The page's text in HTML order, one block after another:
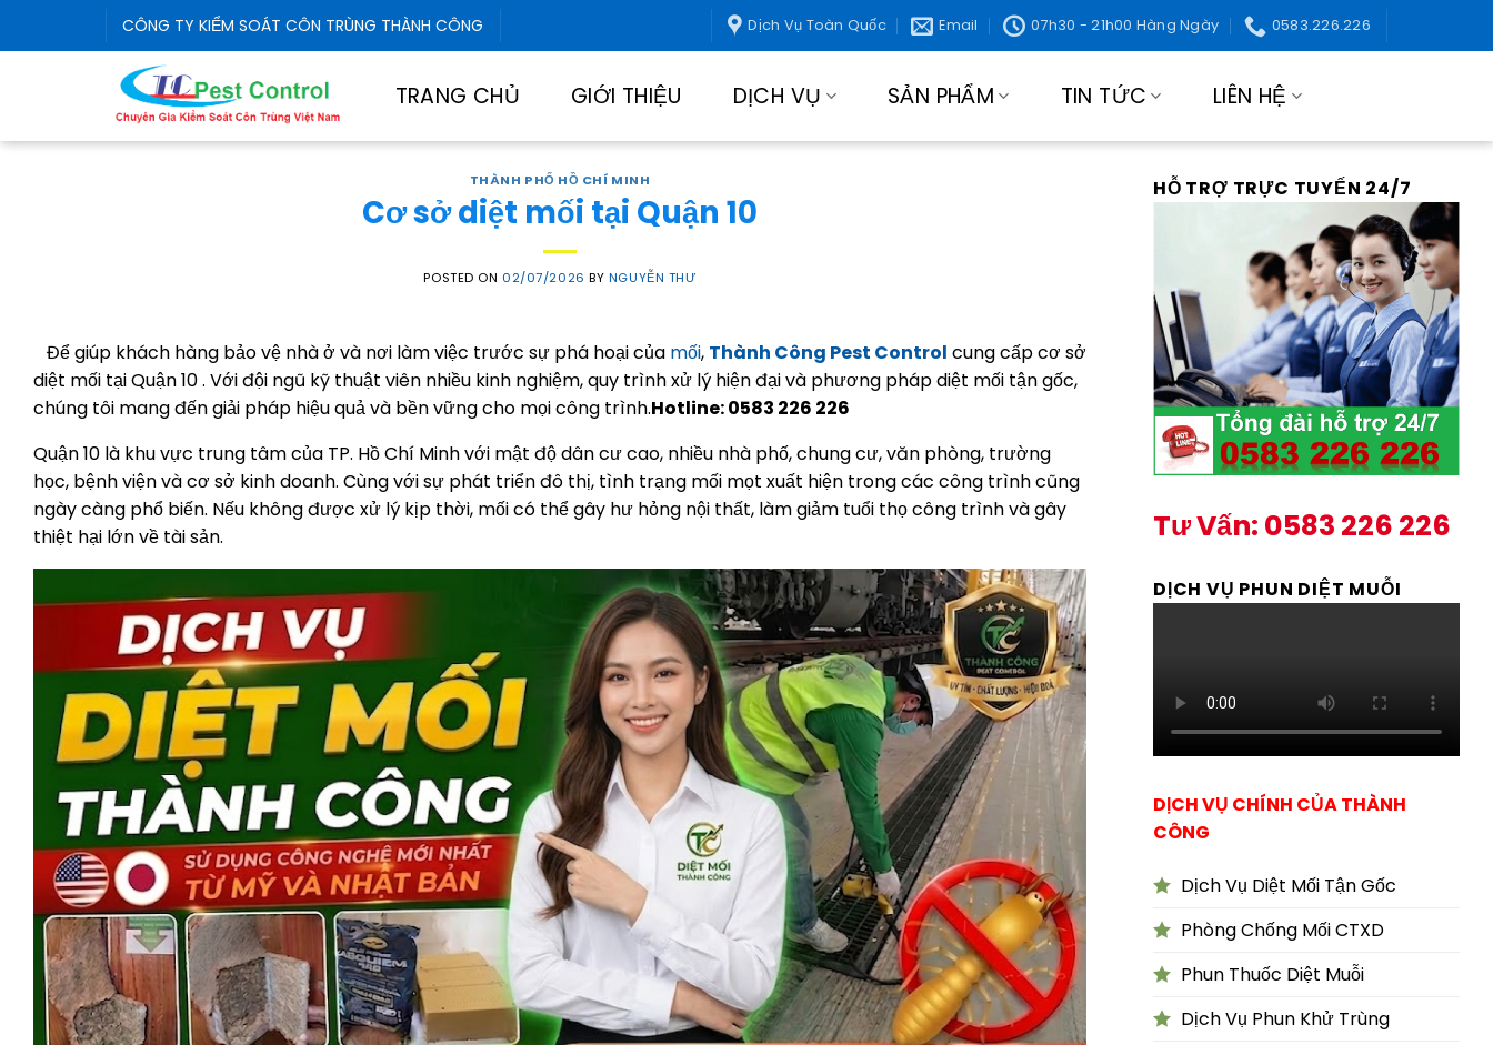
CÔNG TY KIỂM SOÁT CÔN TRÙNG THÀNH CÔNG Dịch Vụ Toàn Quốc Email 07h30 - 21h00 Hàng Ngày 0583.226.226
TRANG CHỦ GIỚI THIỆU DỊCH VỤ SẢN PHẨM TIN TỨC LIÊN HỆ
THÀNH PHỐ HỒ CHÍ MINH
Cơ sở diệt mối tại Quận 10
POSTED ON 02/07/2026 BY NGUYỄN THƯ
Để giúp khách hàng bảo vệ nhà ở và nơi làm việc trước sự phá hoại của mối, Thành Công Pest Control cung cấp cơ sở
diệt mối tại Quận 10 . Với đội ngũ kỹ thuật viên nhiều kinh nghiệm, quy trình xử lý hiện đại và phương pháp diệt mối tận gốc,
chúng tôi mang đến giải pháp hiệu quả và bền vững cho mọi công trình.Hotline: 0583 226 226
Quận 10 là khu vực trung tâm của TP. Hồ Chí Minh với mật độ dân cư cao, nhiều nhà phố, chung cư, văn phòng, trường
học, bệnh viện và cơ sở kinh doanh. Cùng với sự phát triển đô thị, tình trạng mối mọt xuất hiện trong các công trình cũng
ngày càng phổ biến. Nếu không được xử lý kịp thời, mối có thể gây hư hỏng nội thất, làm giảm tuổi thọ công trình và gây
thiệt hại lớn về tài sản.
HỖ TRỢ TRỰC TUYẾN 24/7
Tư Vấn: 0583 226 226
DỊCH VỤ PHUN DIỆT MUỖI
DỊCH VỤ CHÍNH CỦA THÀNH
CÔNG
Dịch Vụ Diệt Mối Tận Gốc
Phòng Chống Mối CTXD
Phun Thuốc Diệt Muỗi
Dịch Vụ Phun Khử Trùng